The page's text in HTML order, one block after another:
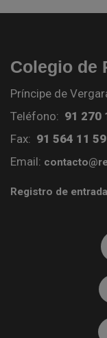
Colegio de
Príncipe de
Teléfono: 91 270
Fax: 91 564 11 59
Email:
Registro de